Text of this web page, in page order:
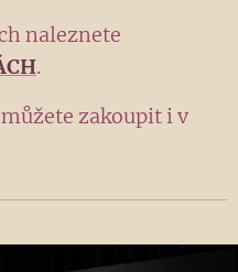
naleznete
.
zakoupit i v